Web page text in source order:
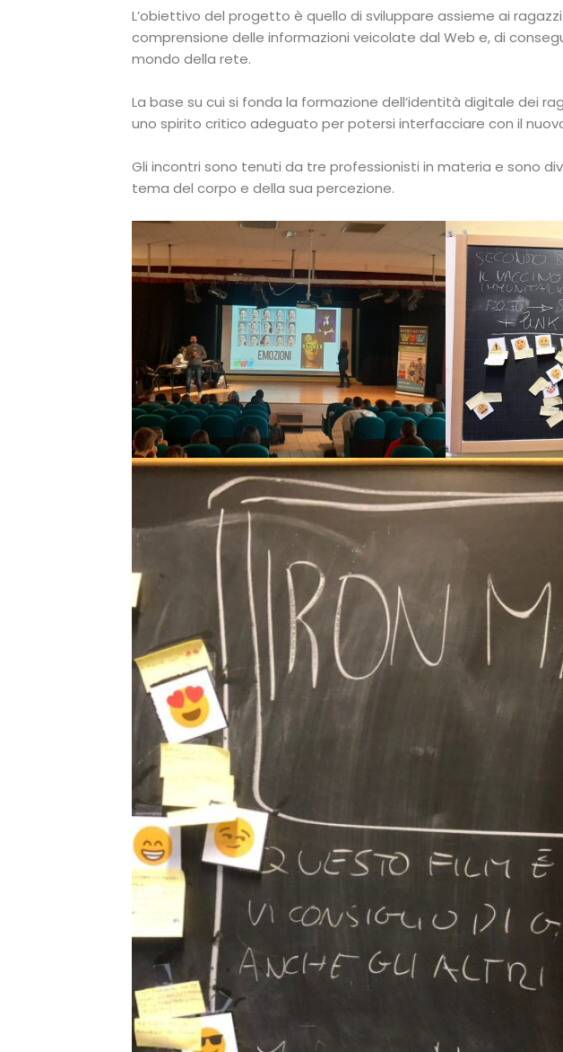
L’obiettivo del progetto è quello di sviluppare assieme ai
comprensione delle informazioni veicolate dal Web e, di
mondo della rete.
La base su cui si fonda la formazione dell’identità digitale dei
uno spirito critico adeguato per potersi interfacciare con il
Gli incontri sono tenuti da tre professionisti in materia e sono
tema del corpo e della sua percezione.